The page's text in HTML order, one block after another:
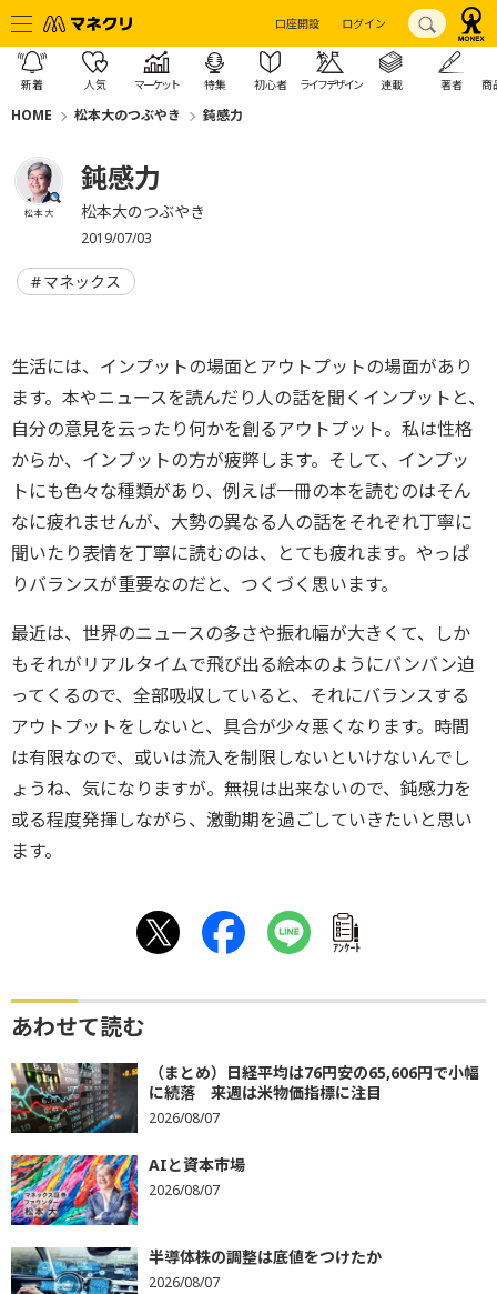
口座開設 ログイン
新着 人気 マーケット 特集 初心者 ライフデザイン 連載 著者 商
HOME 松本大のつぶやき 鈍感力
松本 大
鈍感力
松本大のつぶやき
2019/07/03
マネックス
生活には、インプットの場面とアウトプットの場面があり
ます。本やニュースを読んだり人の話を聞くインプットと、
自分の意見を云ったり何かを創るアウトプット。私は性格
からか、インプットの方が疲弊します。そして、インプッ
トにも色々な種類があり、例えば一冊の本を読むのはそん
なに疲れませんが、大勢の異なる人の話をそれぞれ丁寧に
聞いたり表情を丁寧に読むのは、とても疲れます。やっぱ
りバランスが重要なのだと、つくづく思います。
最近は、世界のニュースの多さや振れ幅が大きくて、しか
もそれがリアルタイムで飛び出る絵本のようにバンバン迫
ってくるので、全部吸収していると、それにバランスする
アウトプットをしないと、具合が少々悪くなります。時間
は有限なので、或いは流入を制限しないといけないんでし
ょうね、気になりますが。無視は出来ないので、鈍感力を
或る程度発揮しながら、激動期を過ごしていきたいと思い
ます。
ｱﾝｹｰﾄ
あわせて読む
（まとめ）日経平均は76円安の65,606円で小幅
に続落 来週は米物価指標に注目
2026/08/07
AIと資本市場
2026/08/07
半導体株の調整は底値をつけたか
2026/08/07